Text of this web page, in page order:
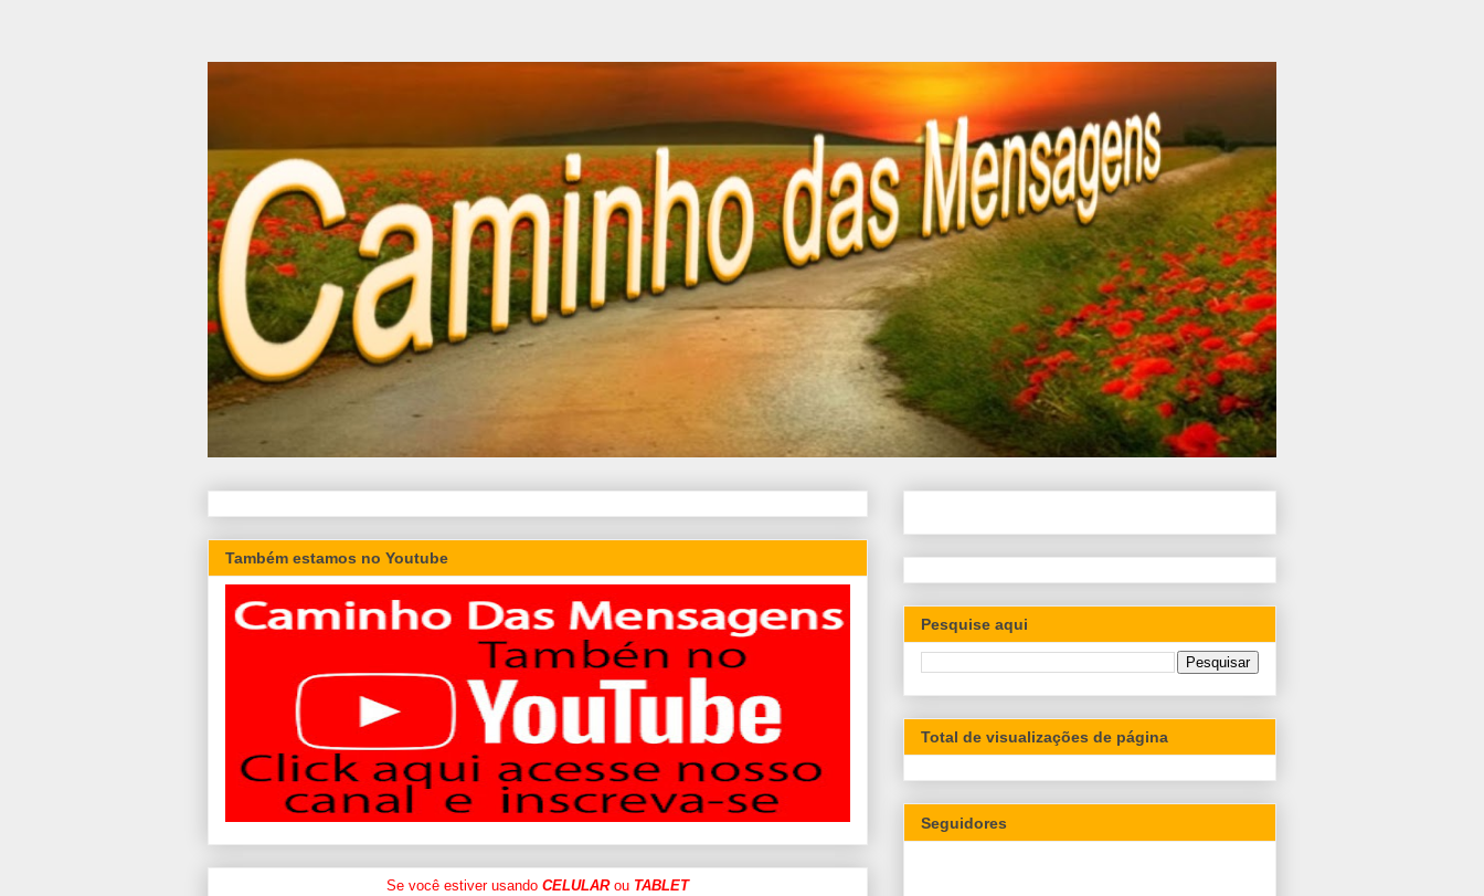
Também estamos no Youtube
Se você estiver usando CELULARou TABLET
Pesquise aqui
Total de visualizações de página
Seguidores